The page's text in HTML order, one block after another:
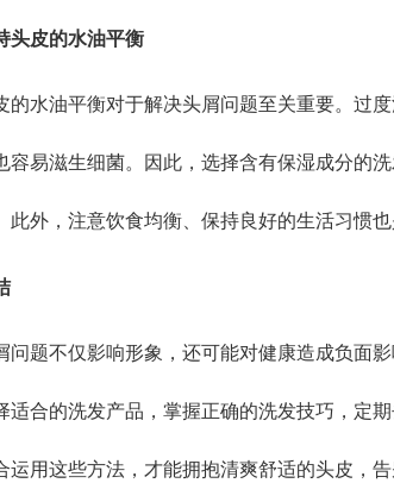
头皮的水油平衡
的水油平衡对于解决头屑问题至关重要。过
容易滋生细菌。因此，选择含有保湿成分的
此外，注意饮食均衡、保持良好的生活习惯
问题不仅影响形象，还可能对健康造成负面
适合的洗发产品，掌握正确的洗发技巧，定
运用这些方法，才能拥抱清爽舒适的头皮，告